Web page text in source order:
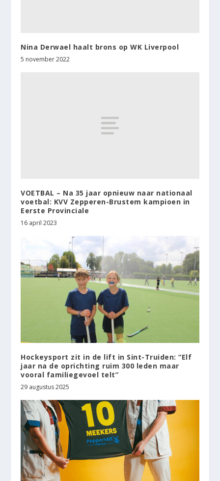
Nina Derwael haalt brons op WK Liverpool
5 november 2022
VOETBAL – Na 35 jaar opnieuw naar nationaal
voetbal: KVV Zepperen-Brustem kampioen in
Eerste Provinciale
16 april 2023
Hockeysport zit in de lift in Sint-Truiden: “Elf
jaar na de oprichting ruim 300 leden maar
vooral familiegevoel telt”
29 augustus 2025